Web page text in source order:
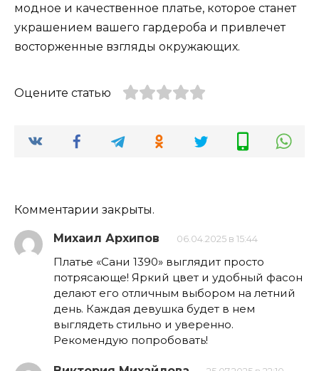
модное и качественное платье, которое станет
украшением вашего гардероба и привлечет
восторженные взгляды окружающих.
Оцените статью
Комментарии закрыты.
Михаил Архипов 06.04.2025 в 15:44
Платье «Сани 1390» выглядит просто
потрясающе! Яркий цвет и удобный фасон
делают его отличным выбором на летний
день. Каждая девушка будет в нем
выглядеть стильно и уверенно.
Рекомендую попробовать!